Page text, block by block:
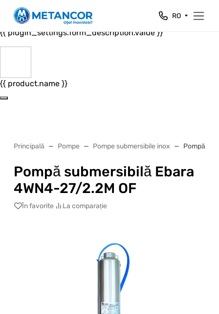
Close
{{ plugin_settings.form_header.value }}
{{ plugin_settings.form_description.value }}
{{ product.name }}
RO
Principală Pompe Pompe submersibile inox Pompă
Pompă submersibilă Ebara
4WN4-27/2.2M OF
În favorite La comparație